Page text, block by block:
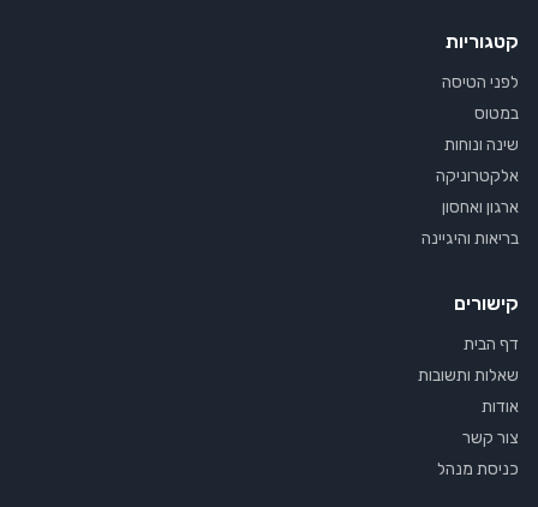
קטגוריות
לפני הטיסה
במטוס
שינה ונוחות
אלקטרוניקה
ארגון ואחסון
בריאות והיגיינה
קישורים
דף הבית
שאלות ותשובות
אודות
צור קשר
כניסת מנהל